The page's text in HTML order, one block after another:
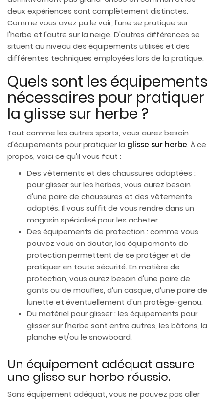
deux expériences sont complètement distinctes.
Comme vous avez pu le voir, l'une se pratique sur
l'herbe et l'autre sur la neige. D'autres différences se
situent au niveau des équipements utilisés et des
différentes techniques employées lors de la pratique.
Quels sont les équipements
nécessaires pour pratiquer
la glisse sur herbe ?
Tout comme les autres sports, vous aurez besoin
d'équipements pour pratiquer la glisse sur herbe. À ce
propos, voici ce qu'il vous faut :
Des vêtements et des chaussures adaptées :
pour glisser sur les herbes, vous aurez besoin
d'une paire de chaussures et des vêtements
adaptés. Il vous suffit de vous rendre dans un
magasin spécialisé pour les acheter.
Des équipements de protection : comme vous
pouvez vous en douter, les équipements de
protection permettent de se protéger et de
pratiquer en toute sécurité. En matière de
protection, vous aurez besoin d'une paire de
gants ou de moufles, d'un casque, d'une paire de
lunette et éventuellement d'un protège-genou.
Du matériel pour glisser : les équipements pour
glisser sur l'herbe sont entre autres, les bâtons, la
planche et/ou le snowboard.
Un équipement adéquat assure
une glisse sur herbe réussie.
Sans équipement adéquat, vous ne pouvez pas aller